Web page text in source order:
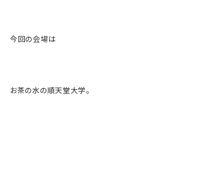
今回の会場は
お茶の水の順天堂大学。